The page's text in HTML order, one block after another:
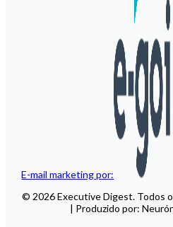
E-mail marketing por:
© 2026 Executive Digest. Todos
| Produzido por: